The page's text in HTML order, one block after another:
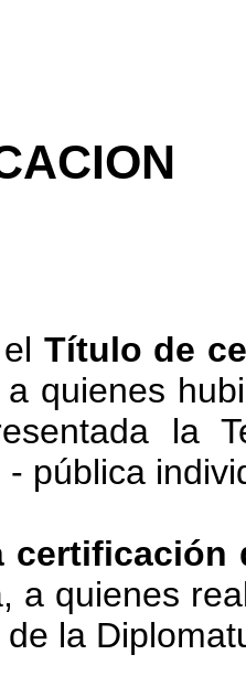
Título de
a quienes
la
pública
certificación
a quienes
la